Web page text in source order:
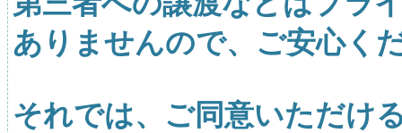
ありませんので、ご安心く
それでは、ご同意いただけ